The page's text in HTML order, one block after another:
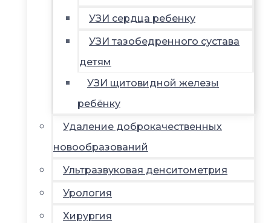
УЗИ сердца ребенку
УЗИ тазобедренного сустава
детям
УЗИ щитовидной железы
ребёнку
Удаление доброкачественных
новообразований
Ультразвуковая денситометрия
Урология
Хирургия